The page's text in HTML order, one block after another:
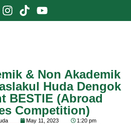
& Non Akademik
Huda Dengok
BESTIE (Abroad
Competition)
May 11, 2023 1:20 pm